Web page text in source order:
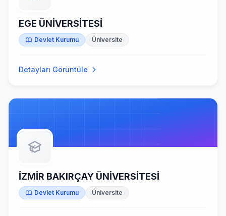
EGE ÜNİVERSİTESİ
Devlet Kurumu Üniversite
Detayları Görüntüle
İZMİR BAKIRÇAY ÜNİVERSİTESİ
Devlet Kurumu Üniversite